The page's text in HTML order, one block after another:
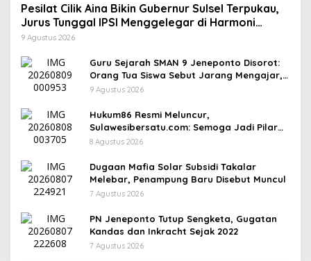
Pesilat Cilik Aina Bikin Gubernur Sulsel Terpukau,
Jurus Tunggal IPSI Menggelegar di Harmoni
Kemanusiaan
9 Agustus 2026
Guru Sejarah SMAN 9 Jeneponto Disorot:
Orang Tua Siswa Sebut Jarang Mengajar,
Sekolah Bungkam
9 Agustus 2026
Hukum86 Resmi Meluncur,
Sulawesibersatu.com: Semoga Jadi Pilar
Informasi Hukum yang Berintegritas
8 Agustus 2026
Dugaan Mafia Solar Subsidi Takalar
Melebar, Penampung Baru Disebut Muncul
7 Agustus 2026
PN Jeneponto Tutup Sengketa, Gugatan
Kandas dan Inkracht Sejak 2022
7 Agustus 2026